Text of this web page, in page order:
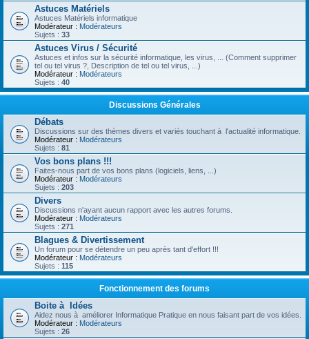
Astuces Matériels
Astuces Matériels informatique
Modérateur : Modérateurs
Sujets : 33
Astuces Virus / Sécurité
Astuces et infos sur la sécurité informatique, les virus, ... (Comment supprimer
tel ou tel virus ?, Description de tel ou tel virus, ...)
Modérateur : Modérateurs
Sujets : 40
Discussions Générales
Débats
Discussions sur des thèmes divers et variés touchant à l'actualité informatique.
Modérateur : Modérateurs
Sujets : 81
Vos bons plans !!!
Faites-nous part de vos bons plans (logiciels, liens, ...)
Modérateur : Modérateurs
Sujets : 203
Divers
Discussions n'ayant aucun rapport avec les autres forums.
Modérateur : Modérateurs
Sujets : 271
Blagues & Divertissement
Un forum pour se détendre un peu après tant d'effort !!!
Modérateur : Modérateurs
Sujets : 115
Fonctionnement des forums
Boite à Idées
Aidez nous à améliorer Informatique Pratique en nous faisant part de vos idées.
Modérateur : Modérateurs
Sujets : 26